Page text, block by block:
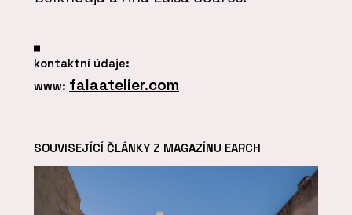
kontaktní údaje:
www: falaatelier.com
SOUVISEJÍCÍ ČLÁNKY Z MAGAZÍNU EARCH